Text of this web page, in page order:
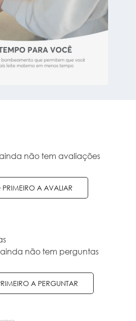
não tem avaliações
PRIMEIRO A AVALIAR
não tem perguntas
A PERGUNTAR